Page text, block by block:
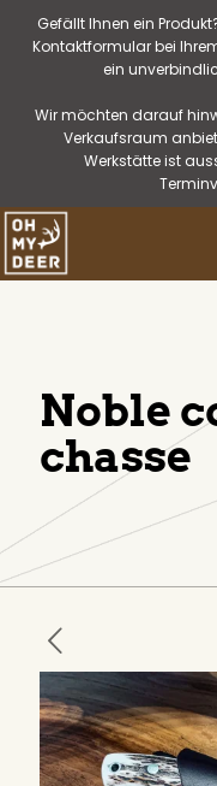
Gefällt Ihnen ein
Kontaktformular bei
ein
Wir möchten darauf
Verkaufsraum
Werkstätte ist
Noble
chasse